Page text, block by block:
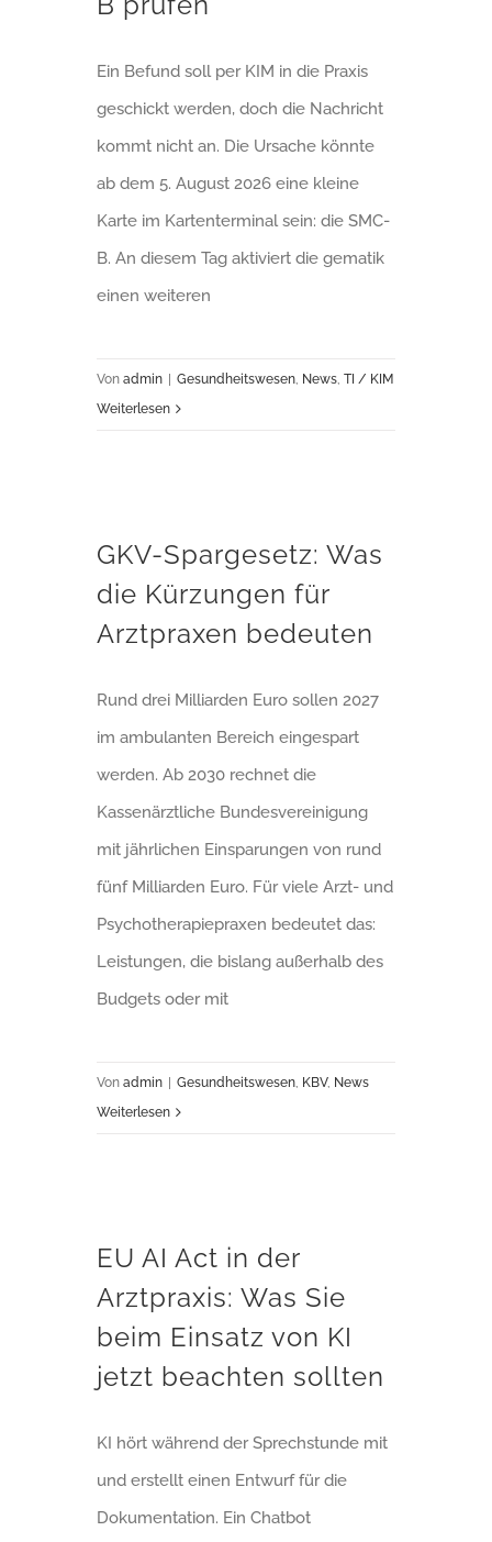
Ein Befund soll per KIM in die Praxis
geschickt werden, doch die Nachricht
kommt nicht an. Die Ursache könnte
ab dem 5. August 2026 eine kleine
Karte im Kartenterminal sein: die SMC-
B. An diesem Tag aktiviert die gematik
einen weiteren
Vonadmin | Gesundheitswesen News ,TI / KIM
Weiterlesen
GKV-Spargesetz: Was
die Kürzungen für
Arztpraxen bedeuten
Rund drei Milliarden Euro sollen 2027
im ambulanten Bereich eingespart
werden. Ab 2030 rechnet die
Kassenärztliche Bundesvereinigung
mit jährlichen Einsparungen von rund
fünf Milliarden Euro. Für viele Arzt- und
Psychotherapiepraxen bedeutet das:
Leistungen, die bislang außerhalb des
Budgets oder mit
Vonadmin | Gesundheitswesen KBV, News
Weiterlesen
EU AI Act in der
Arztpraxis: Was Sie
beim Einsatz von KI
jetzt beachten sollten
KI hört während der Sprechstunde mit
und erstellt einen Entwurf für die
Dokumentation. Ein Chatbot